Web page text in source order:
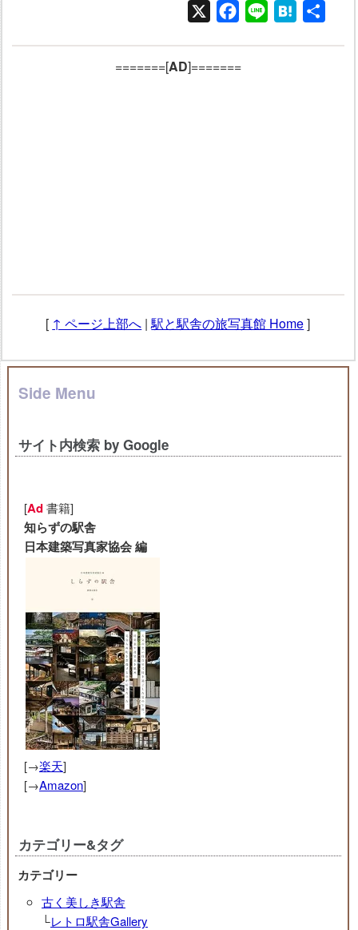
Facebook
Line Hatena
=======[AD]=======
[ ↑ ページ上部へ |駅と駅舎の旅写真館 Home]
Side Menu
サイト内検索 by Google
[Ad書籍]
知らずの駅舎
日本建築写真家協会 編
[→楽天]
[→Amazon]
カテゴリー&タグ
カテゴリー
古く美しき駅舎
└レトロ駅舎Gallery